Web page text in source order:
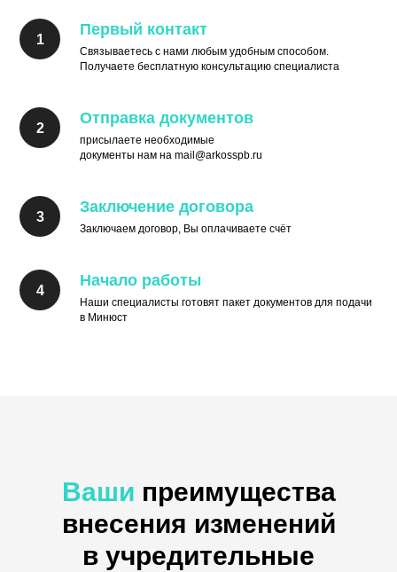
Первый контакт
Связываетесь с нами любым удобным способом.
Получаете бесплатную консультацию специалиста
Отправка документов
присылаете необходимые
документы нам на mail@arkosspb.ru
Заключение договора
Заключаем договор, Вы оплачиваете счёт
Начало работы
Наши специалисты готовят пакет документов для подачи
в Минюст
Ваши преимущества
внесения изменений
в учредительные